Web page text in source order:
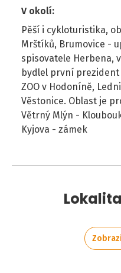
V okolí:
Pěší i cykloturistika,
Mrštíků, Brumovice -
spisovatele Herbena,
bydlel první prezident
ZOO v Hodoníně,
Věstonice. Oblast je
Větrný Mlýn -
Kyjova - zámek